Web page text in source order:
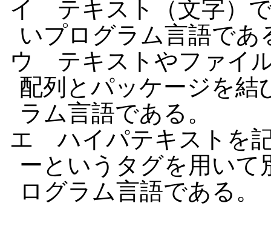
イ テキスト（文字）
いプログラム言語であ
ウ テキストやファイ
配列とパッケージを結
ラム言語である。
エ ハイパテキストを
ーというタグを用い
ログラム言語である。